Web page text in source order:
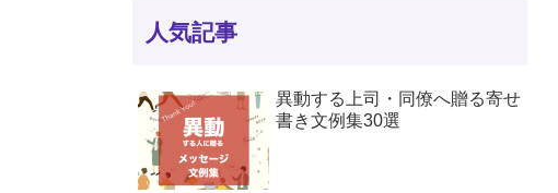
人気記事
異動する上司・同僚へ贈る寄せ
書き文例集30選